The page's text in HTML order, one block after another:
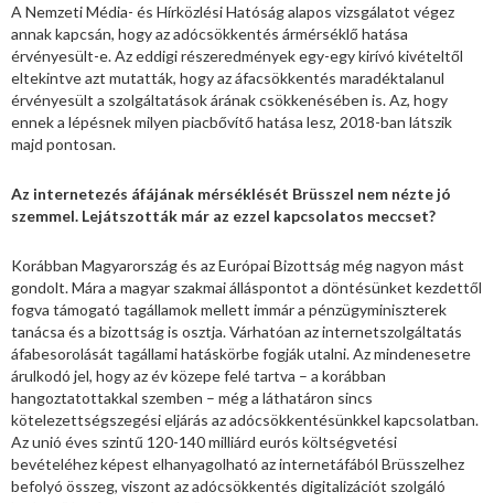
A Nemzeti Média- és Hírközlési Hatóság alapos vizsgálatot végez
annak kapcsán, hogy az adócsökkentés ármérséklő hatása
érvényesült-e. Az eddigi részeredmények egy-egy kirívó kivételtől
eltekintve azt mutatták, hogy az áfacsökkentés maradéktalanul
érvényesült a szolgáltatások árának csökkenésében is. Az, hogy
ennek a lépésnek milyen piacbővítő hatása lesz, 2018-ban látszik
majd pontosan.
Az internetezés áfájának mérséklését Brüsszel nem nézte jó
szemmel. Lejátszották már az ezzel kapcsolatos meccset?
Korábban Magyarország és az Európai Bizottság még nagyon mást
gondolt. Mára a magyar szakmai álláspontot a döntésünket kezdettől
fogva támogató tagállamok mellett immár a pénzügyminiszterek
tanácsa és a bizottság is osztja. Várhatóan az internetszolgáltatás
áfabesorolását tagállami hatáskörbe fogják utalni. Az mindenesetre
árulkodó jel, hogy az év közepe felé tartva – a korábban
hangoztatottakkal szemben – még a láthatáron sincs
kötelezettségszegési eljárás az adócsökkentésünkkel kapcsolatban.
Az unió éves szintű 120-140 milliárd eurós költségvetési
bevételéhez képest elhanyagolható az internetáfából Brüsszelhez
befolyó összeg, viszont az adócsökkentés digitalizációt szolgáló